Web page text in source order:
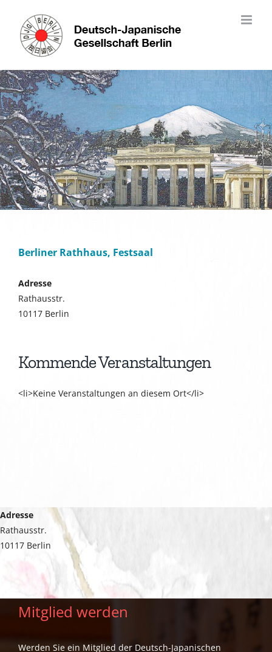
content
Berliner Rathhaus, Festsaal
Adresse
Rathausstr.
10117 Berlin
Kommende Veranstaltungen
<li>Keine Veranstaltungen an diesem Ort</li>
Adresse
Rathausstr.
10117 Berlin
Mitglied werden
Werden Sie ein Mitglied der Deutsch-Japanischen